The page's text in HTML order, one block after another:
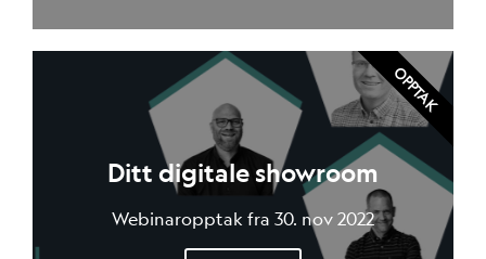
Ditt digitale showroom
Webinaropptak fra 30. nov 2022
OPPTAK